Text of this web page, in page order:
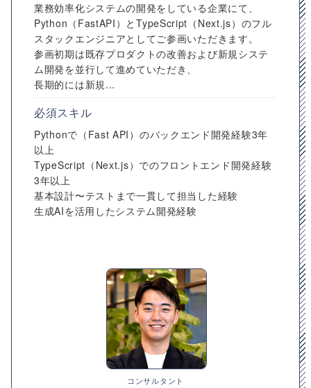
業務効率化システムの開発をしている企業にて、
Python（FastAPI）とTypeScript（Next.js）のフル
スタックエンジニアとしてご参画いただきます。
参画初期は既存プロダクトの改善および新規システ
ム開発を並行して進めていただき、
長期的には新規...
必須スキル
Pythonで（Fast API）のバックエンド開発経験3年
以上
TypeScript（Next.js）でのフロントエンド開発経験
3年以上
基本設計〜テストまで一貫して担当した経験
生成AIを活用したシステム開発経験
コンサルタント